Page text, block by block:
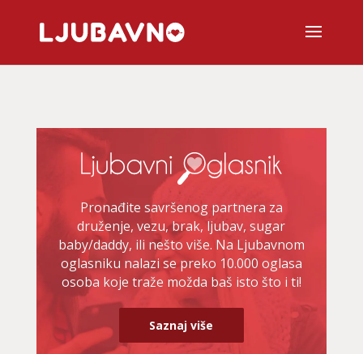
Pronađite savršenog partnera za
druženje, vezu, brak, ljubav, sugar
baby/daddy, ili nešto više. Na Ljubavnom
oglasniku nalazi se preko 10.000 oglasa
osoba koje traže možda baš isto što i ti!
Saznaj više